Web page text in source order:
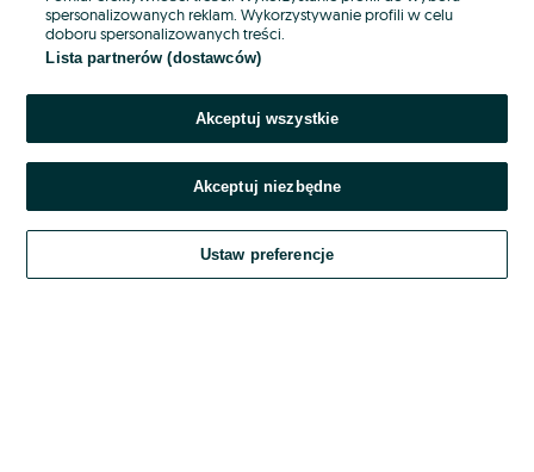
Nie pamiętasz hasła?
Zaloguj się
Kontynuując za pośrednictwem jednego z dostawców wskazanych powyżej,
Regulamin serwisu OLX.pl w jego aktualnym brzmieniu.
spersonalizowanych reklam. Wykorzystywanie profili w celu
doboru spersonalizowanych treści.
Lista partnerów (dostawców)
Akceptuj wszystkie
Akceptuj niezbędne
Ustaw preferencje